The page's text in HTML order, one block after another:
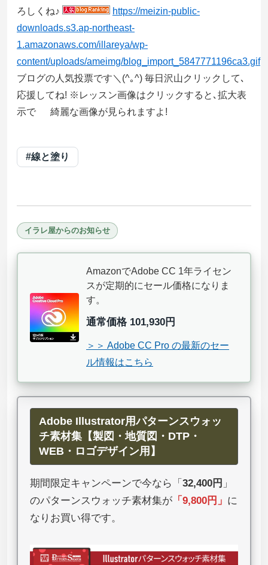
ろしくね♪
https://meizin-public-
downloads.s3.ap-northeast-
1.amazonaws.com/illareya/wp-
content/uploads/ameimg/blog_import_5847771196ca3.gif
ブログの人気投票です＼(^｡^) 毎日沢山クリックして､
応援してね! ※レッスン画像はクリックすると､拡大表
示で 綺麗な画像が見られますよ!
#線と塗り
イラレ屋からのお知らせ
AmazonでAdobe CC 1年ライセン
スが定期的にセール価格になりま
す。
通常価格 101,930円
＞＞ Adobe CC Pro の最新のセー
ル情報はこちら
Adobe Illustrator用パターンスウォッ
チ素材集【製図・地質図・DTP・
WEB・ロゴデザイン用】
期間限定キャンペーンで今なら「 32,400円 」
のパターンスウォッチ素材集が 「 9,800円 」 に
なりお買い得です。